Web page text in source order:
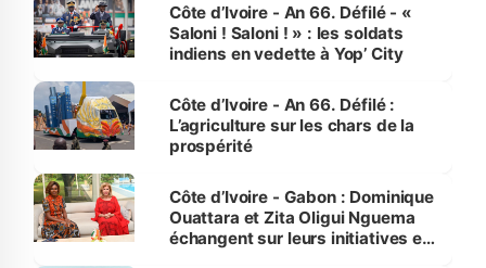
Côte d’Ivoire - An 66. Défilé - «
Saloni ! Saloni ! » : les soldats
indiens en vedette à Yop’ City
Côte d’Ivoire - An 66. Défilé :
L’agriculture sur les chars de la
prospérité
Côte d’Ivoire - Gabon : Dominique
Ouattara et Zita Oligui Nguema
échangent sur leurs initiatives en